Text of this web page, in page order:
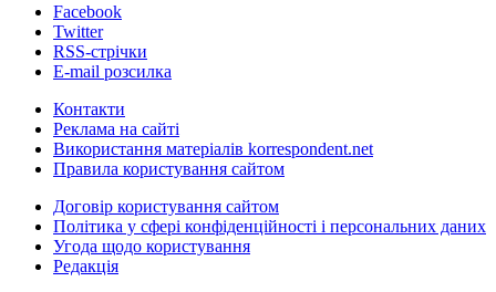
Facebook
Twitter
RSS-стрічки
E-mail розсилка
Контакти
Реклама на сайті
Використання матеріалів korrespondent.net
Правила користування сайтом
Договір користування сайтом
Політика у сфері конфіденційності і персональних даних
Угода щодо користування
Редакція